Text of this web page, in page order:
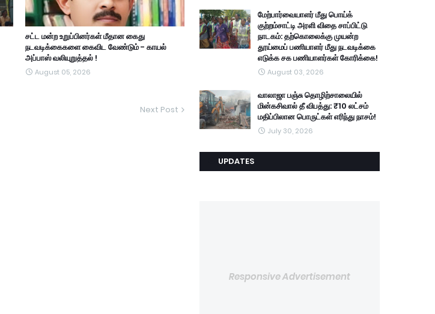
சட்ட மன்ற உறுப்பினர்கள் மீதான கைது
நடவடிக்கைகளை கைவிட வேண்டும் - காயல்
அப்பாஸ் வலியுறுத்தல் !
August 05, 2026
Next Post
மேற்பார்வையாளர் மீது பொய்க்
குற்றம்சாட்டி அரளி விதை சாப்பிட்டு
நாடகம்: தற்கொலைக்கு முயன்ற
தூய்மைப் பணியாளர் மீது நடவடிக்கை
எடுக்க சக பணியாளர்கள் கோரிக்கை!
August 03, 2026
வாலாஜா பஞ்சு தொழிற்சாலையில்
மின்கசிவால் தீ விபத்து: ₹10 லட்சம்
மதிப்பிலான பொருட்கள் எரிந்து நாசம்!
July 30, 2026
UPDATES
Responsive Advertisement